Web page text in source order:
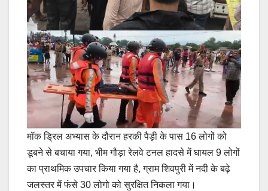
मॉक ड्रिल अभ्यास के दौरान हरकी पैड़ी के पास 16 लोगों को
डूबने से बचाया गया, भीम गौड़ा रेलवे टनल हादसे में घायल 9 लोगों
का प्राथमिक उपचार किया गया है, ग्राम शिवपुरी में नदी के बढ़े
जलस्तर में फंसे 30 लोगो को सुरक्षित निकला गया।